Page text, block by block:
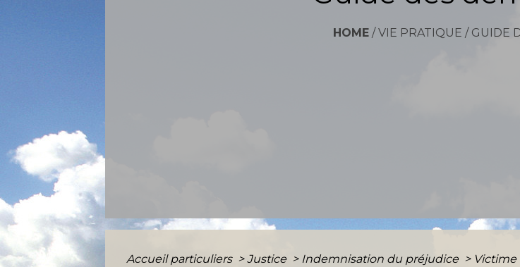
HOME / VIE PRATIQUE / GUIDE
Accueil particuliers > Justice > Indemnisation du préjudice > Victime